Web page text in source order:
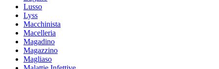
Lusso
Lyss
Macchinista
Macelleria
Magadino
Magazzino
Magliaso